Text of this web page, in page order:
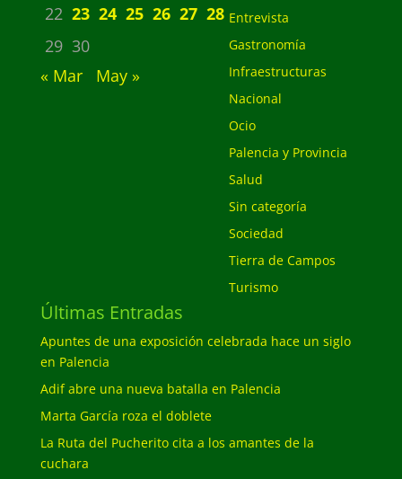
22 23 24 25 26 27 28
29 30
« Mar
May »
Entrevista
Gastronomía
Infraestructuras
Nacional
Ocio
Palencia y Provincia
Salud
Sin categoría
Sociedad
Tierra de Campos
Turismo
Últimas Entradas
Apuntes de una exposición celebrada hace un siglo
en Palencia
Adif abre una nueva batalla en Palencia
Marta García roza el doblete
La Ruta del Pucherito cita a los amantes de la
cuchara